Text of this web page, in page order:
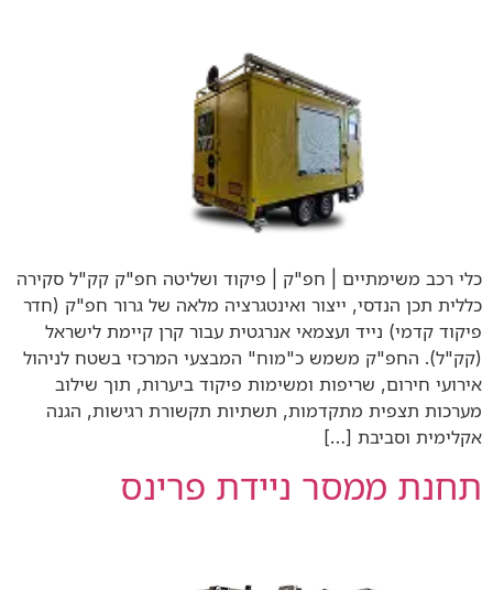
כלי רכב משימתיים | חפ"ק | פיקוד ושליטה חפ"ק קק"ל סקירה
כללית תכן הנדסי, ייצור ואינטגרציה מלאה של גרור חפ"ק (חדר
פיקוד קדמי) נייד ועצמאי אנרגטית עבור קרן קיימת לישראל
(קק"ל). החפ"ק משמש כ"מוח" המבצעי המרכזי בשטח לניהול
אירועי חירום, שריפות ומשימות פיקוד ביערות, תוך שילוב
מערכות תצפית מתקדמות, תשתיות תקשורת רגישות, הגנה
אקלימית וסביבת […]
תחנת ממסר ניידת פרינס